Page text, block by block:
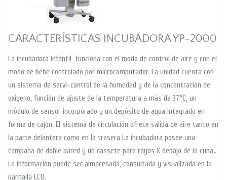
CARACTERÍSTICAS INCUBADORA YP-2000
La incubadora infantil funciona con el modo de control de aire y con el
modo de bebé controlado por microcomputador. La unidad cuenta con
un sistema de servi-control de la humedad y de la concentración de
oxígeno, función de ajuste de la temperatura a más de 37°C, un
módulo de sensor incorporado y un depósito de agua integrado en
forma de cajón. El sistema de circulación ofrece salida de aire tanto en
la parte delantera como en la trasera La incubadora posee una
campana de doble pared y un cassete para rayos X debajo de la cuna..
La información puede ser almacenada, consultada y visualizada en la
pantalla LCD.